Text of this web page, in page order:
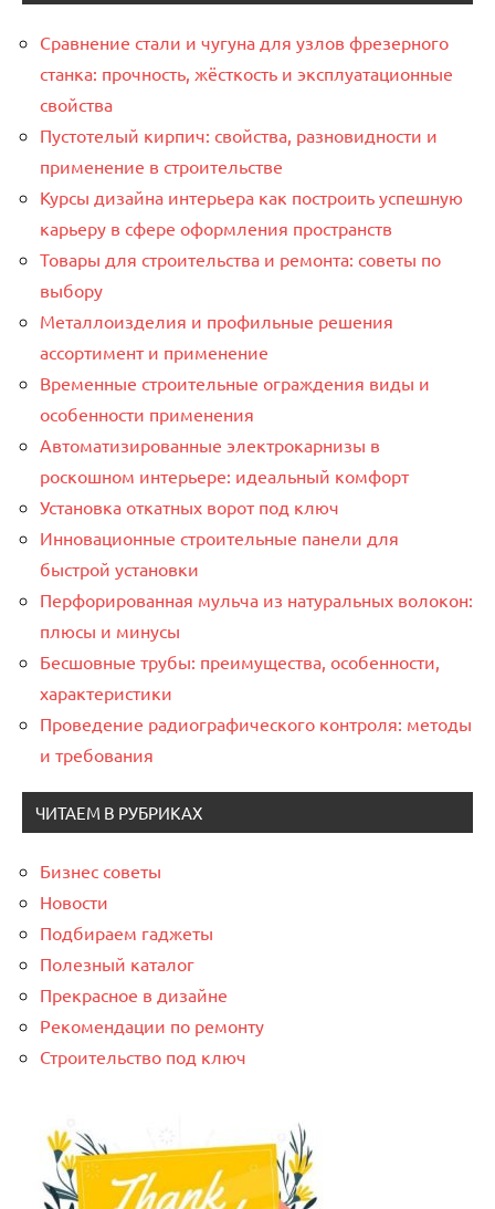
Сравнение стали и чугуна для узлов фрезерного
станка: прочность, жёсткость и эксплуатационные
свойства
Пустотелый кирпич: свойства, разновидности и
применение в строительстве
Курсы дизайна интерьера как построить успешную
карьеру в сфере оформления пространств
Товары для строительства и ремонта: советы по
выбору
Металлоизделия и профильные решения
ассортимент и применение
Временные строительные ограждения виды и
особенности применения
Автоматизированные электрокарнизы в
роскошном интерьере: идеальный комфорт
Установка откатных ворот под ключ
Инновационные строительные панели для
быстрой установки
Перфорированная мульча из натуральных волокон:
плюсы и минусы
Бесшовные трубы: преимущества, особенности,
характеристики
Проведение радиографического контроля: методы
и требования
ЧИТАЕМ В РУБРИКАХ
Бизнес советы
Новости
Подбираем гаджеты
Полезный каталог
Прекрасное в дизайне
Рекомендации по ремонту
Строительство под ключ